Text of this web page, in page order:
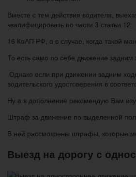
Вместе с тем действия водителя,
квалифицировать по части 3 статьи 12.
16 КоАП РФ, а в случае, когда такой
То есть само по себе движение
Однако если при движении задним
водительского удостоверения в
Ну а в дополнение рекомендую Вам
Штраф за движение по выделенной
В ней рассмотрены штрафы, которые
Выезд на дорогу с